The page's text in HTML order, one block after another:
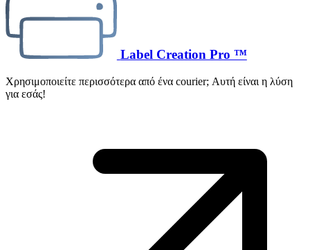
Label Creation Pro ™
Χρησιμοποιείτε περισσότερα από ένα courier; Αυτή είναι η λύση
για εσάς!